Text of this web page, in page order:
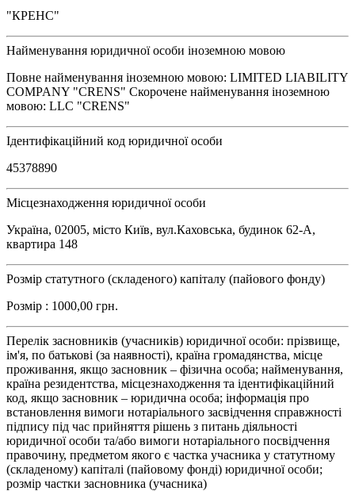
"КРЕНС"
Найменування юридичної особи іноземною мовою
Повне найменування іноземною мовою: LIMITED LIABILITY
COMPANY "CRENS" Скорочене найменування іноземною
мовою: LLC "CRENS"
Ідентифікаційний код юридичної особи
45378890
Місцезнаходження юридичної особи
Україна, 02005, місто Київ, вул.Каховська, будинок 62-А,
квартира 148
Розмір статутного (складеного) капіталу (пайового фонду)
Розмір : 1000,00 грн.
Перелік засновників (учасників) юридичної особи: прізвище,
ім'я, по батькові (за наявності), країна громадянства, місце
проживання, якщо засновник – фізична особа; найменування,
країна резидентства, місцезнаходження та ідентифікаційний
код, якщо засновник – юридична особа; інформація про
встановлення вимоги нотаріального засвідчення справжності
підпису під час прийняття рішень з питань діяльності
юридичної особи та/або вимоги нотаріального посвідчення
правочину, предметом якого є частка учасника у статутному
(складеному) капіталі (пайовому фонді) юридичної особи;
розмір частки засновника (учасника)